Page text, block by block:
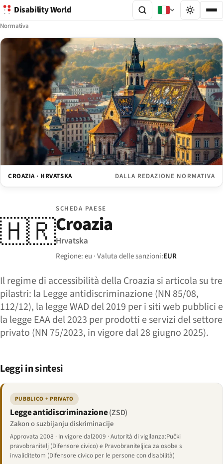
Disability World
Normativa
CROAZIA · HRVATSKA DALLA REDAZIONE NORMATIVA
🇭🇷
SCHEDA PAESE
Croazia
Hrvatska
Regione: eu · Valuta delle sanzioni:EUR
Il regime di accessibilità della Croazia si articola su tre
pilastri: la Legge antidiscriminazione (NN 85/08,
112/12), la legge WAD del 2019 per i siti web pubblici e
la legge EAA del 2023 per prodotti e servizi del settore
privato (NN 75/2023, in vigore dal 28 giugno 2025).
Leggi in sintesi
PUBBLICO + PRIVATO
Legge antidiscriminazione(ZSD)
Zakon o suzbijanju diskriminacije
Approvata 2008 · In vigore dal2009 · Autorità di vigilanza:Pučki
pravobranitelj (Difensore civico) e Pravobraniteljica za osobe s
invaliditetom (Difensore civico per le persone con disabilità)